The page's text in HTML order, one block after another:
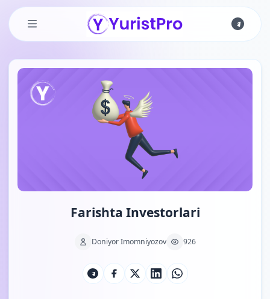
Skip to main content
Farishta Investorlari
Doniyor Imomniyozov 926